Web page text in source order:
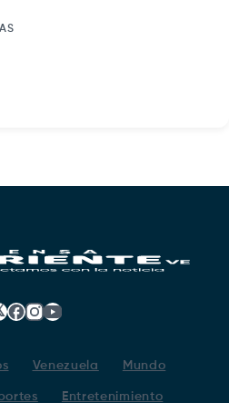
Facebook
Instagram
YouTube
Venezuela Mundo
Entretenimiento